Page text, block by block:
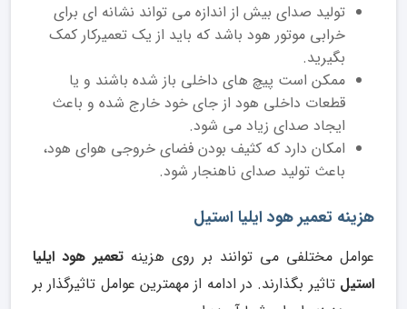
تولید صدای بیش از اندازه می تواند نشانه ای برای
خرابی موتور هود باشد که باید از یک تعمیرکار کمک
بگیرید.
ممکن است پیچ های داخلی باز شده باشند و یا
قطعات داخلی هود از جای خود خارج شده و باعث
ایجاد صدای زیاد می شود.
امکان دارد که کثیف بودن فضای خروجی هوای هود،
باعث تولید صدای ناهنجار شود.
هزینه تعمیر هود ایلیا استیل
عوامل مختلفی می توانند بر روی هزینه تعمیر هود ایلیا
استیل تاثیر بگذارند. در ادامه از مهمترین عوامل تاثیرگذار بر